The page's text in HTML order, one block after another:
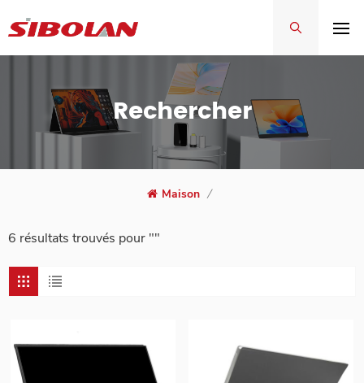
Rechercher
Maison /
6 résultats trouvés pour ""